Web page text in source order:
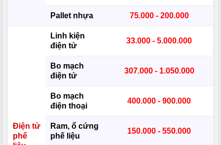
Pallet nhựa 75.000 - 200.000
Điện tử
phế
Linh kiện
điện tử
33.000 - 5.000.000
Bo mạch
điện tử
307.000 - 1.050.000
Bo mạch
điện thoại
400.000 - 900.000
Ram, ổ cứng
phế liệu
150.000 - 550.000